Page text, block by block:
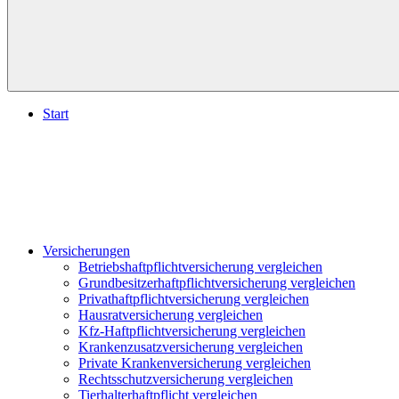
Start
Versicherungen
Betriebshaftpflichtversicherung vergleichen
Grundbesitzerhaftpflichtversicherung vergleichen
Privathaftpflichtversicherung vergleichen
Hausratversicherung vergleichen
Kfz-Haftpflichtversicherung vergleichen
Krankenzusatzversicherung vergleichen
Private Krankenversicherung vergleichen
Rechtsschutzversicherung vergleichen
Tierhalterhaftpflicht vergleichen